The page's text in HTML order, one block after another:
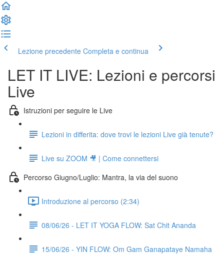
Lezione precedente Completa e continua
LET IT LIVE: Lezioni e percorsi
Live
Istruzioni per seguire le Live
Lezioni in differita: dove trovi le lezioni Live già tenute?
Live su ZOOM 🎥 | Come connettersi
Percorso Giugno/Luglio: Mantra, la via del suono
Introduzione al percorso (2:34)
08/06/26 - LET IT YOGA FLOW: Sat Chit Ananda
15/06/26 - YIN FLOW: Om Gam Ganapataye Namaha